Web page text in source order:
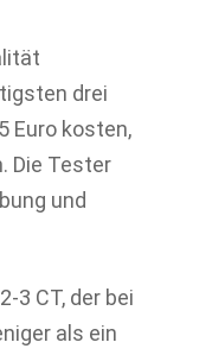
drei
Euro kosten,
Die Tester
und
3 CT, der bei
als ein